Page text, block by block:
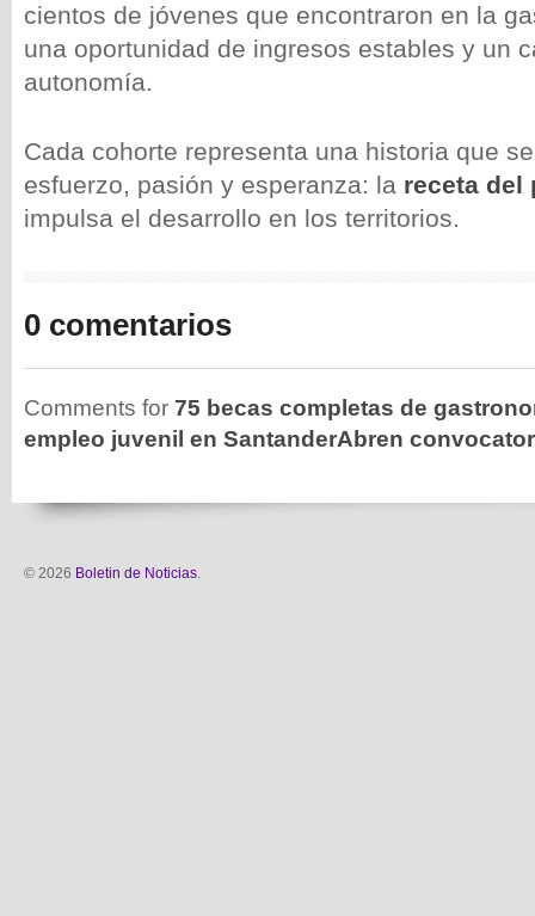
cientos de jóvenes que encontraron en la
una oportunidad de ingresos estables y un
autonomía.
Cada cohorte representa una historia que
esfuerzo, pasión y esperanza: la receta del
impulsa el desarrollo en los territorios.
0 comentarios
Comments for 75 becas completas de
empleo juvenil en SantanderAbren
© 2026 Boletin de Noticias.